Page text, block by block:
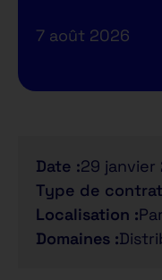
7 août 2026
Date :29 janvier
Type de
Localisation :
Domaines :